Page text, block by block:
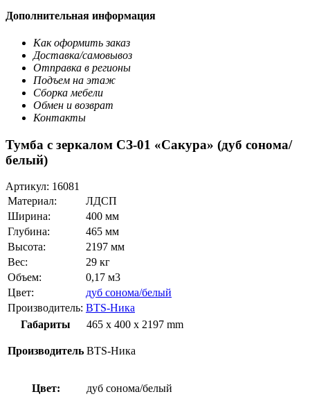
Дополнительная информация
Как оформить заказ
Доставка/самовывоз
Отправка в регионы
Подъем на этаж
Сборка мебели
Обмен и возврат
Контакты
Тумба с зеркалом СЗ-01 «Сакура» (дуб сонома/
белый)
Артикул: 16081
Материал:
ЛДСП
Ширина:
400 мм
Глубина:
465 мм
Высота:
2197 мм
Вес:
29 кг
Объем:
0,17 м3
Цвет:
дуб сонома/белый
Производитель: BTS-Ника
Габариты
465 x 400 x 2197 mm
Производитель BTS-Ника
Цвет: дуб сонома/белый